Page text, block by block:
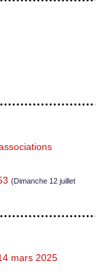
(Dimanche 12 juillet
mars 2025